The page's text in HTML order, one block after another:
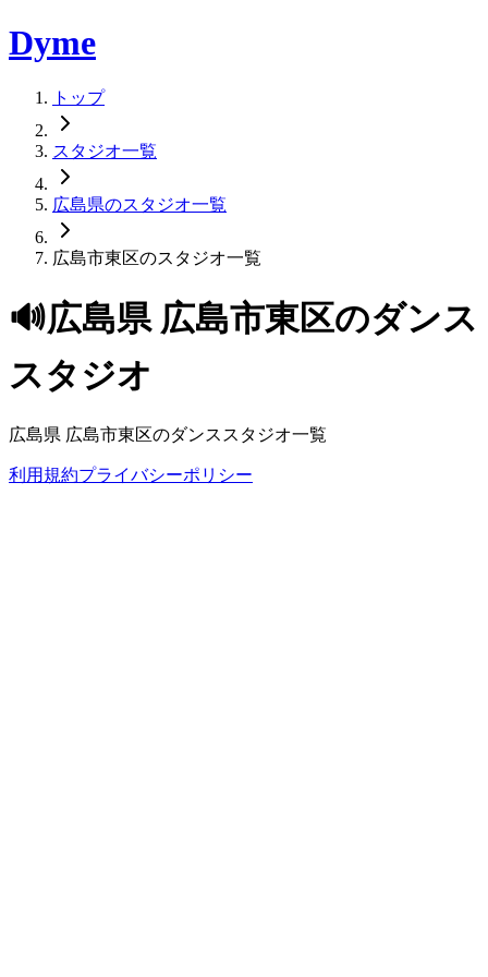
Dyme
トップ
スタジオ一覧
広島県のスタジオ一覧
広島市東区のスタジオ一覧
🔊広島県 広島市東区のダンス
スタジオ
広島県 広島市東区のダンススタジオ一覧
利用規約プライバシーポリシー